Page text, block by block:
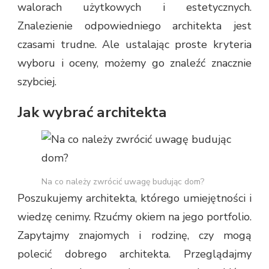
walorach użytkowych i estetycznych.
Znalezienie odpowiedniego architekta jest
czasami trudne. Ale ustalając proste kryteria
wyboru i oceny, możemy go znaleźć znacznie
szybciej.
Jak wybrać architekta
Na co należy zwrócić uwagę budując dom?
Poszukujemy architekta, którego umiejętności i
wiedzę cenimy. Rzućmy okiem na jego portfolio.
Zapytajmy znajomych i rodzinę, czy mogą
polecić dobrego architekta. Przeglądajmy